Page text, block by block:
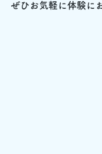
ぜひお気軽に体験に